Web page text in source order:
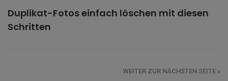
Duplikat-Fotos einfach löschen mit diesen
Schritten
WEITER ZUR NÄCHSTEN SEITE »